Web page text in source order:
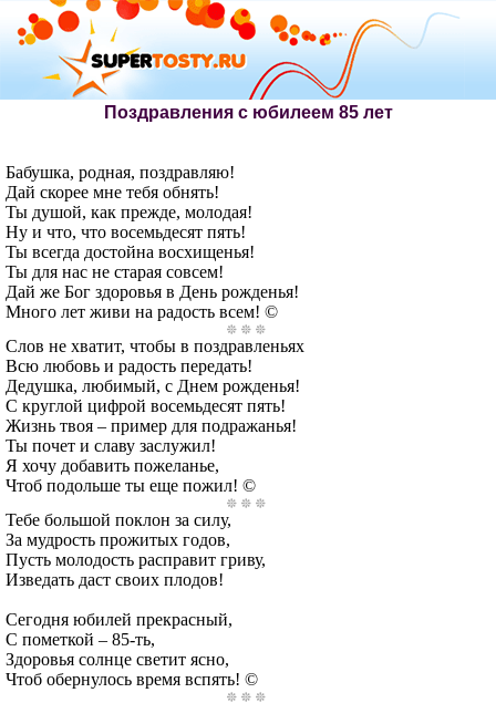
Поздравления с юбилеем 85 лет
Бабушка, родная, поздравляю!
Дай скорее мне тебя обнять!
Ты душой, как прежде, молодая!
Ну и что, что восемьдесят пять!
Ты всегда достойна восхищенья!
Ты для нас не старая совсем!
Дай же Бог здоровья в День рожденья!
Много лет живи на радость всем! ©
Слов не хватит, чтобы в поздравленьях
Всю любовь и радость передать!
Дедушка, любимый, с Днем рожденья!
С круглой цифрой восемьдесят пять!
Жизнь твоя – пример для подражанья!
Ты почет и славу заслужил!
Я хочу добавить пожеланье,
Чтоб подольше ты еще пожил! ©
Тебе большой поклон за силу,
За мудрость прожитых годов,
Пусть молодость расправит гриву,
Изведать даст своих плодов!
Сегодня юбилей прекрасный,
С пометкой – 85-ть,
Здоровья солнце светит ясно,
Чтоб обернулось время вспять! ©